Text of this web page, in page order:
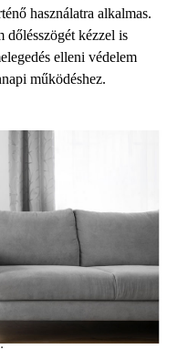
használatra alkalmas.
dőlésszögét kézzel is
elleni védelem
működéshez.